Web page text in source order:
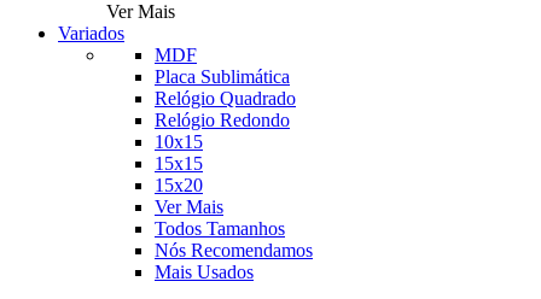
Ver Mais
Variados
MDF
Placa Sublimática
Relógio Quadrado
Relógio Redondo
10x15
15x15
15x20
Ver Mais
Todos Tamanhos
Nós Recomendamos
Mais Usados